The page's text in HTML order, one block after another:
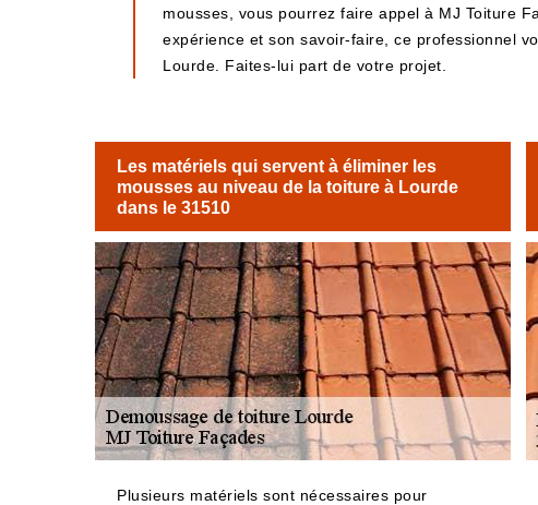
mousses, vous pourrez faire appel à MJ Toiture
expérience et son savoir-faire, ce professionnel
Lourde. Faites-lui part de votre projet.
Les matériels qui servent à éliminer les
mousses au niveau de la toiture à Lourde
dans le 31510
Plusieurs matériels sont nécessaires pour